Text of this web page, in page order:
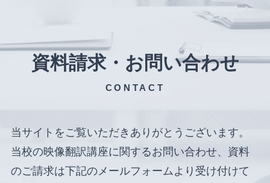
資料請求・お問い合わせ
CONTACT
当サイトをご覧いただきありがとうございます。
当校の映像翻訳講座に関するお問い合わせ、資料
のご請求は下記のメールフォームより受け付けて